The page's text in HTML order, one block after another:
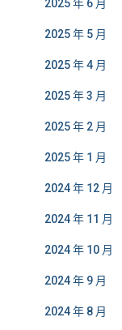
2025 年 6 月
2025 年 5 月
2025 年 4 月
2025 年 3 月
2025 年 2 月
2025 年 1 月
2024 年 12 月
2024 年 11 月
2024 年 10 月
2024 年 9 月
2024 年 8 月